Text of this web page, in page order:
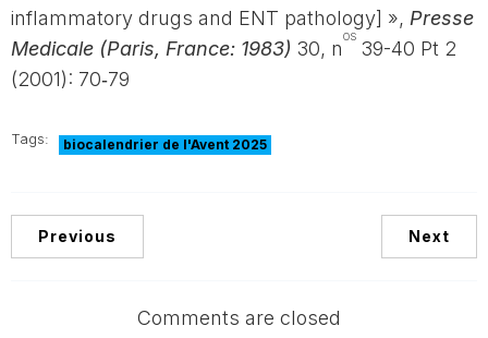
inflammatory drugs and ENT pathology] », Presse
Medicale (Paris, France: 1983) 30, n
os
39-40 Pt 2
(2001): 70‑79
Tags: biocalendrier de l'Avent 2025
Previous Next
Comments are closed